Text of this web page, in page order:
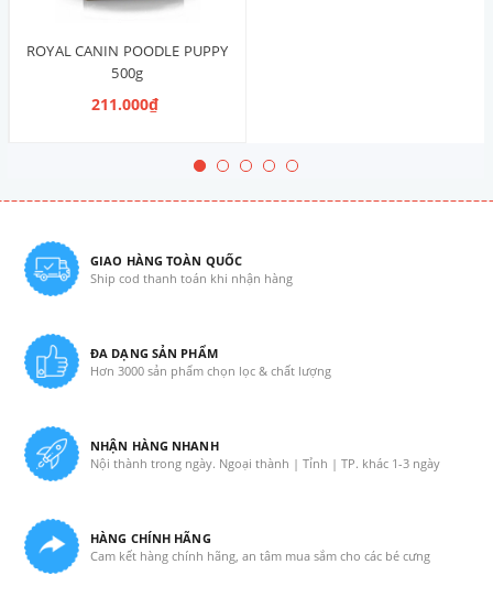
ROYAL CANIN POODLE PUPPY
500g
211.000₫
GIAO HÀNG TOÀN QUỐC
Ship cod thanh toán khi nhận hàng
ĐA DẠNG SẢN PHẨM
Hơn 3000 sản phẩm chọn lọc & chất lượng
NHẬN HÀNG NHANH
Nội thành trong ngày. Ngoại thành | Tỉnh | TP. khác 1-3 ngày
HÀNG CHÍNH HÃNG
Cam kết hàng chính hãng, an tâm mua sắm cho các bé cưng